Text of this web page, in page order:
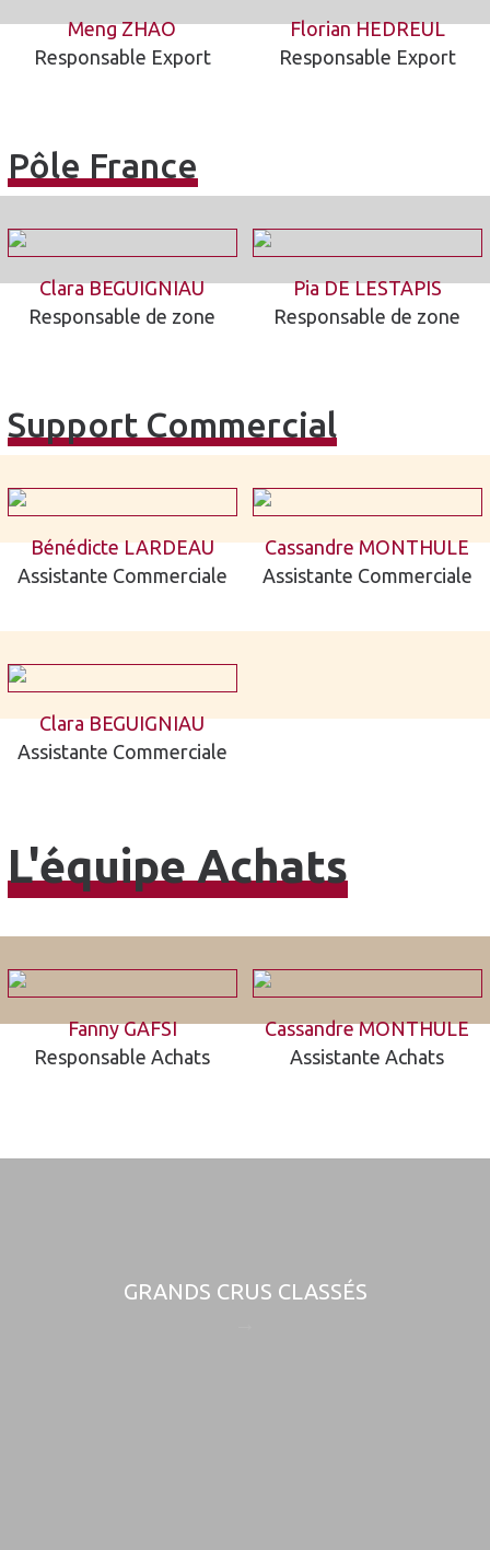
Meng ZHAO
Responsable Export
Florian HEDREUL
Responsable Export
Pôle France
Clara BEGUIGNIAU
Responsable de zone
Pia DE LESTAPIS
Responsable de zone
Support Commercial
Bénédicte LARDEAU
Assistante Commerciale
Cassandre MONTHULE
Assistante Commerciale
Clara BEGUIGNIAU
Assistante Commerciale
L'équipe Achats
Fanny GAFSI
Responsable Achats
Cassandre MONTHULE
Assistante Achats
GRANDS CRUS CLASSÉS